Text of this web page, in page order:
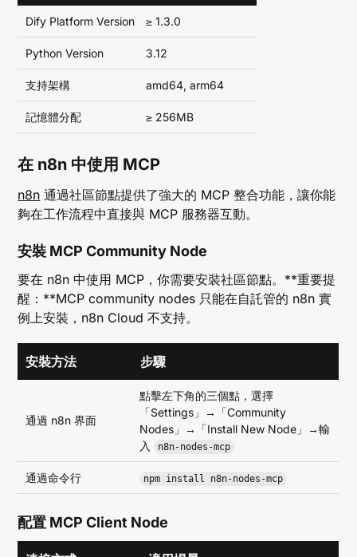
Dify Platform Version ≥ 1.3.0
Python Version 3.12
支持架構 amd64, arm64
記憶體分配 ≥ 256MB
在 n8n 中使用 MCP
n8n 通過社區節點提供了強大的 MCP 整合功能，讓你能
夠在工作流程中直接與 MCP 服務器互動。
安裝 MCP Community Node
要在 n8n 中使用 MCP，你需要安裝社區節點。**重要提
醒：**MCP community nodes 只能在自託管的 n8n 實
例上安裝，n8n Cloud 不支持。
安裝方法 步驟
通過 n8n 界面
點擊左下角的三個點，選擇
「Settings」→「Community
Nodes」→「Install New Node」→輸
入
n8n-nodes-mcp
通過命令行 npm install n8n-nodes-mcp
配置 MCP Client Node